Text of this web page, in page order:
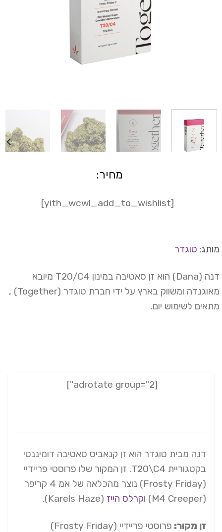
טוגדר
דנה (Dana) הוא זן סאטיבה במינון T20/C4 מיובא
מאוגנדה ומשווק בארץ על ידי חברת טוגדר (Together) ,
לשימוש יום.
מחיר:
דנה מבית טוגדר הוא זן קנאביס סאטיבה דומיננטי
בקטגוריית T20\C4. זן המקור שלו פרוסטי פריידיי
(Frosty Friday) נוצר מהכלאה של אמ 4 קריפר
קרלס הייז(Karels Haze).
זן מקור:פרוסטי פריידיי (Frosty Friday)